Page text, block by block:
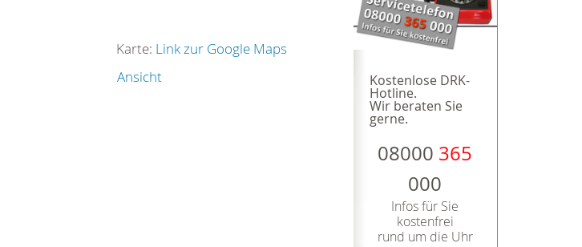
Kostenlose DRK-
Hotline.
Wir beraten Sie
gerne.
08000 365
000
Infos für Sie
kostenfrei
rund um die Uhr
Karte: Link zur Google Maps
Ansicht